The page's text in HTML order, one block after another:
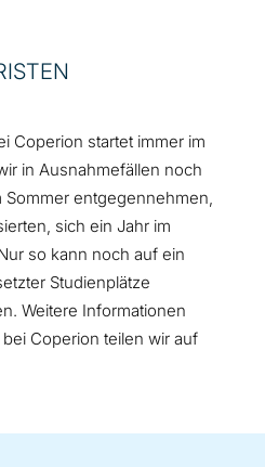
Coperion startet immer im
in Ausnahmefällen noch
entgegennehmen,
sich ein Jahr im
so kann noch auf ein
Studienplätze
Weitere Informationen
Coperion teilen wir auf